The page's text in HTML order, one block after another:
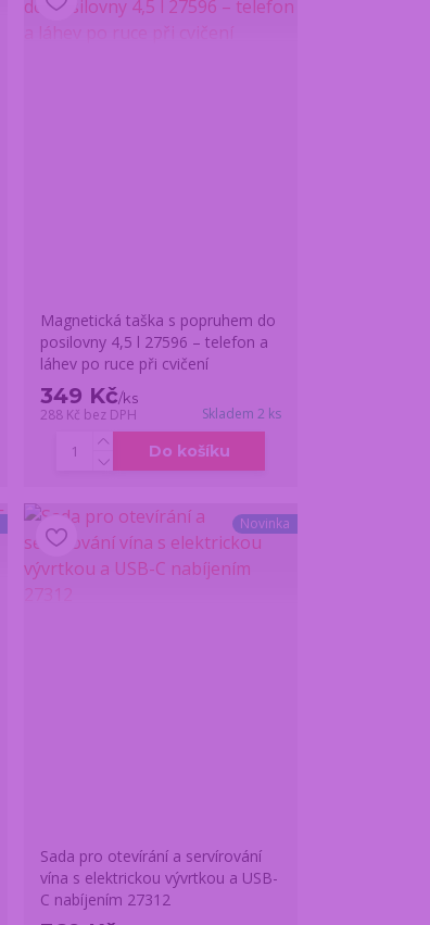
Magnetická taška s popruhem do
posilovny 4,5 l 27596 – telefon a
láhev po ruce při cvičení
349 Kč/ks
288 Kč bez DPH Skladem 2 ks
Do košíku
Novinka
Sada pro otevírání a servírování
vína s elektrickou vývrtkou a USB-
C nabíjením 27312